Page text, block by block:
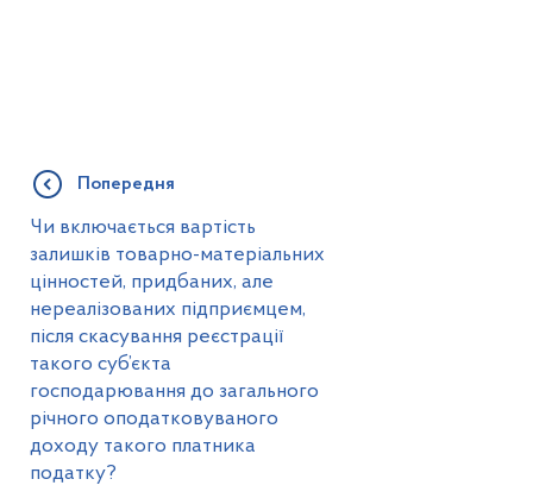
Попередня
Чи включається вартість
залишків товарно-матеріальних
цінностей, придбаних, але
нереалізованих підприємцем,
після скасування реєстрації
такого суб’єкта
господарювання до загального
річного оподатковуваного
доходу такого платника
податку?